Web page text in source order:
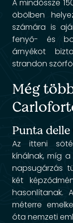
A mindössze
öbölben
számára is
fenyő- és
árnyékot
strandon
Még
Punta
Az itteni
kínálnak, míg
napsugárzás
két
hasonlítanak.
méterre
óta nemzeti